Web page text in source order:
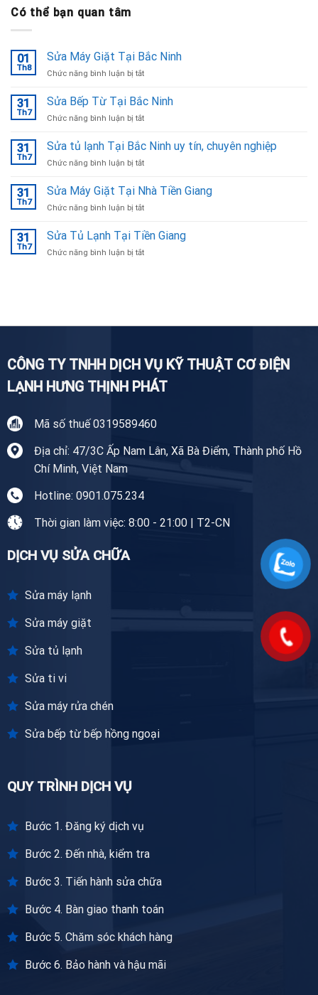
Có thể bạn quan tâm
01
Th8
Sửa Máy Giặt Tại Bắc Ninh
Chức năng bình luận bị tắtở
Máy
Tại
Ninh
31
Th7
Sửa Bếp Từ Tại Bắc Ninh
Chức năng bình luận bị tắtở
Bếp
Tại
Ninh
31
Th7
Sửa tủ lạnh Tại Bắc Ninh uy tín, chuyên nghiệp
Chức năng bình luận bị tắtở
tủ
Tại
Ninh
31
Th7
Sửa Máy Giặt Tại Nhà Tiền Giang
Chức năng bình luận bị tắtở
Máy
Giặt
Tại
31
Th7
Sửa Tủ Lạnh Tại Tiền Giang
Chức năng bình luận bị tắtở
Giang
CÔNG TY TNHH DỊCH VỤ KỸ THUẬT CƠ ĐIỆN
LẠNH HƯNG THỊNH PHÁT
Mã số thuế 0319589460
Địa chỉ: 47/3C Ấp Nam Lân, Xã Bà Điểm, Thành phố Hồ
Chí Minh, Việt Nam
Hotline: 0901.075.234
Thời gian làm việc: 8:00 - 21:00 | T2-CN
DỊCH VỤ SỬA CHỮA
Sửa máy lạnh
Sửa máy giặt
Sửa tủ lạnh
Sửa ti vi
Sửa máy rửa chén
Sửa bếp từ bếp hồng ngoại
QUY TRÌNH DỊCH VỤ
Bước 1. Đăng ký dịch vụ
Bước 2. Đến nhà, kiểm tra
Bước 3. Tiến hành sửa chữa
Bước 4. Bàn giao thanh toán
Bước 5. Chăm sóc khách hàng
Bước 6. Bảo hành và hậu mãi